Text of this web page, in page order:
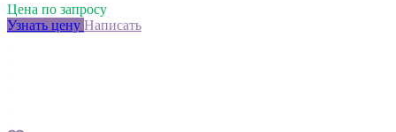
Цена по запросу
Узнать цену Написать